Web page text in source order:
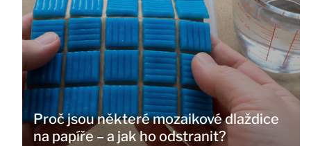
Proč jsou některé mozaikové dlaždice
na papíře – a jak ho odstranit?